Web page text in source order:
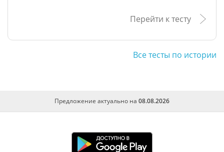
Перейти к тесту
Все тесты по истории
Предложение актуально на 08.08.2026